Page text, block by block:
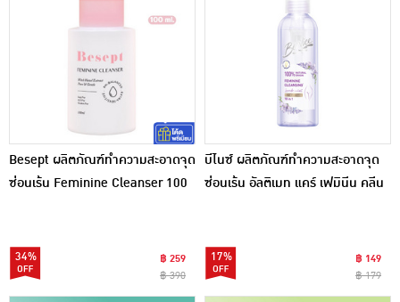
Besept ผลิตภัณฑ์ทําความสะอาดจุด
ซ่อนเร้น Feminine Cleanser 100
34%
฿ 259
฿ 390
บีไนซ์ ผลิตภัณฑ์ทำความสะอาดจุด
ซ่อนเร้น อัลติเมท แคร์ เฟมินีน คลีน
17%
฿ 149
฿ 179